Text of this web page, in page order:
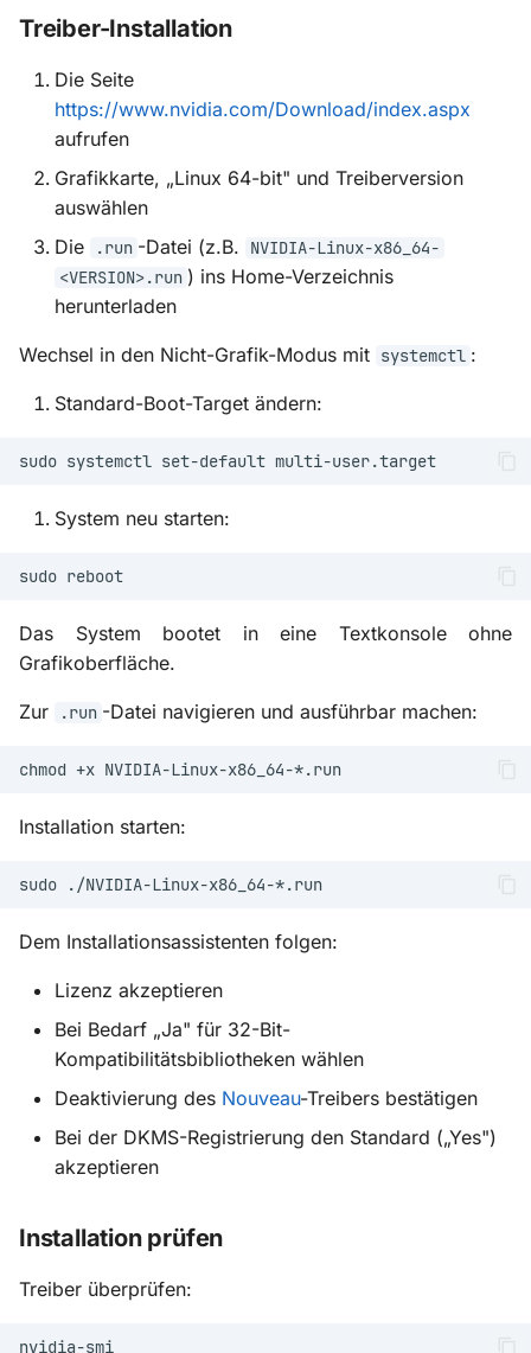
Treiber-Installation
Die Seite
https://www.nvidia.com/Download/index.aspx
aufrufen
Grafikkarte, „Linux 64-bit" und Treiberversion
auswählen
Die
.run -Datei (z.B.
NVIDIA-Linux-x86_64-
<VERSION>.run ) ins Home-Verzeichnis
herunterladen
Wechsel in den Nicht-Grafik-Modus mit systemctl :
Standard-Boot-Target ändern:
sudo systemctl set-default
System neu starten:
sudo
Das System bootet in eine Textkonsole ohne
Grafikoberfläche.
Zur .run -Datei navigieren und ausführbar machen:
chmod +x
Installation starten:
sudo
Dem Installationsassistenten folgen:
Lizenz akzeptieren
Bei Bedarf „Ja" für 32-Bit-
Kompatibilitätsbibliotheken wählen
Deaktivierung des Nouveau-Treibers bestätigen
Bei der DKMS-Registrierung den Standard („Yes")
akzeptieren
Installation prüfen
Treiber überprüfen: